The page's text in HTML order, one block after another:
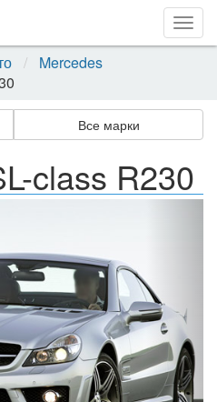
Mercedes
Все марки
class R230